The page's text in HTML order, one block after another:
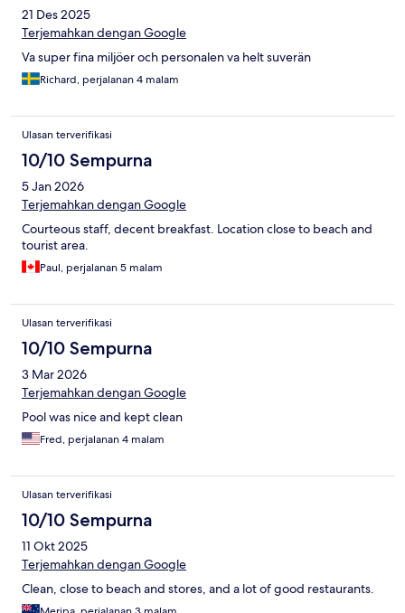
21 Des 2025
Terjemahkan dengan Google
Va super fina miljöer och personalen va helt suverän
Richard, perjalanan 4 malam
Ulasan terverifikasi
10/10 Sempurna
5 Jan 2026
Terjemahkan dengan Google
Courteous staff, decent breakfast. Location close to beach and
tourist area.
Paul, perjalanan 5 malam
Ulasan terverifikasi
10/10 Sempurna
3 Mar 2026
Terjemahkan dengan Google
Pool was nice and kept clean
Fred, perjalanan 4 malam
Ulasan terverifikasi
10/10 Sempurna
11 Okt 2025
Terjemahkan dengan Google
Clean, close to beach and stores, and a lot of good restaurants.